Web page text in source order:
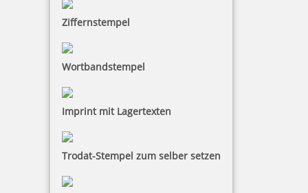
Ziffernstempel
Wortbandstempel
Imprint mit Lagertexten
Trodat-Stempel zum selber setzen
SEPA Stempel 4 - Modell Trodat Printy 4913 4.0 mit eigenem
Text